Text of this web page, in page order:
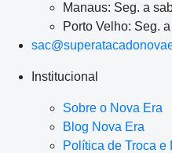
Manaus: Seg. a
Porto Velho: Seg.
Institucional
Sobre o Nova Era
Blog Nova Era
Política de Troca e